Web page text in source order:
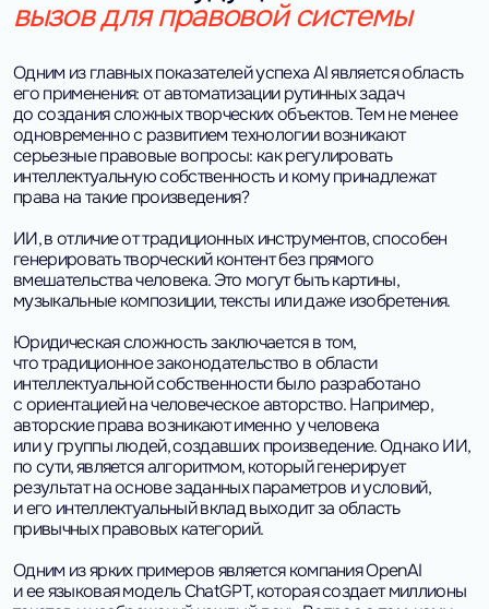
вызов для правовой системы
Одним из главных показателей успеха AI является область
его применения: от автоматизации рутинных задач
до создания сложных творческих объектов. Тем не менее
одновременно с развитием технологии возникают
серьезные правовые вопросы: как регулировать
интеллектуальную собственность и кому принадлежат
права на такие произведения?
ИИ, в отличие от традиционных инструментов, способен
генерировать творческий контент без прямого
вмешательства человека. Это могут быть картины,
музыкальные композиции, тексты или даже изобретения.
Юридическая сложность заключается в том,
что традиционное законодательство в области
интеллектуальной собственности было разработано
с ориентацией на человеческое авторство. Например,
авторские права возникают именно у человека
или у группы людей, создавших произведение. Однако ИИ,
по сути, является алгоритмом, который генерирует
результат на основе заданных параметров и условий,
и его интеллектуальный вклад выходит за область
привычных правовых категорий.
Одним из ярких примеров является компания OpenAI
и ее языковая модель ChatGPT, которая создает миллионы